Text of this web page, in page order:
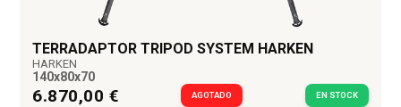
TERRADAPTOR TRIPOD SYSTEM HARKEN
HARKEN
140x80x70
6.870,00 € AGOTADO EN STOCK